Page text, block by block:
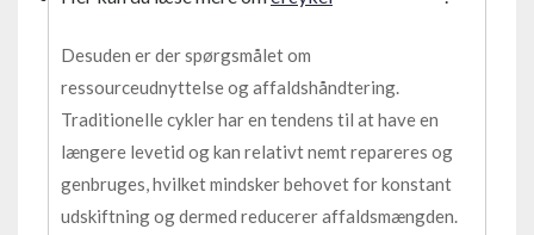
Desuden er der spørgsmålet om
ressourceudnyttelse og affaldshåndtering.
Traditionelle cykler har en tendens til at have en
længere levetid og kan relativt nemt repareres og
genbruges, hvilket mindsker behovet for konstant
udskiftning og dermed reducerer affaldsmængden.